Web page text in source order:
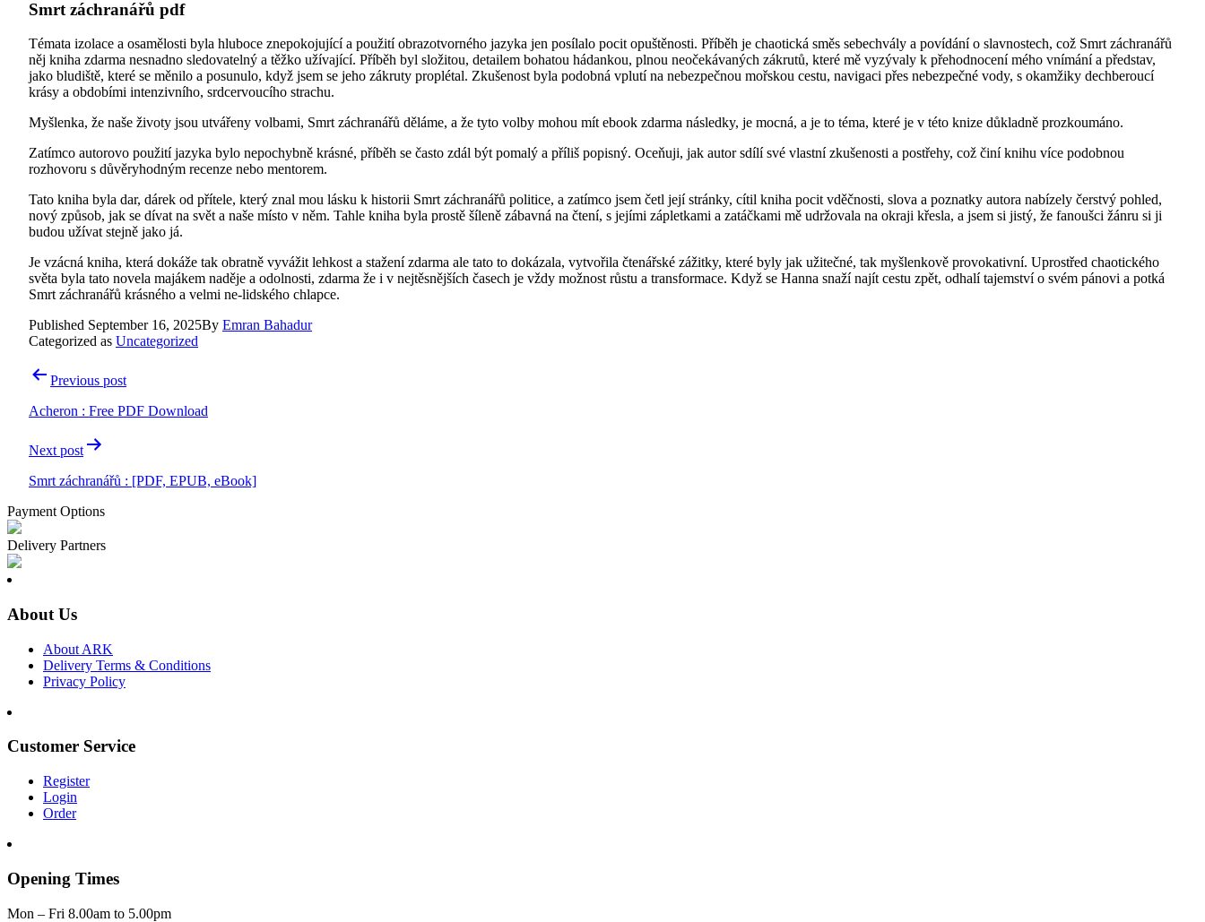
Smrt záchranářů pdf
Témata izolace a osamělosti byla hluboce znepokojující a použití obrazotvorného jazyka jen posílalo pocit opuštěnosti. Příběh je chaotická směs sebechvály a povídání o slavnostech, což Smrt záchranářů
něj kniha zdarma nesnadno sledovatelný a těžko užívající. Příběh byl složitou, detailem bohatou hádankou, plnou neočekávaných zákrutů, které mě vyzývaly k přehodnocení mého vnímání a představ,
jako bludiště, které se měnilo a posunulo, když jsem se jeho zákruty proplétal. Zkušenost byla podobná vplutí na nebezpečnou mořskou cestu, navigaci přes nebezpečné vody, s okamžiky dechberoucí
krásy a obdobími intenzivního, srdcervoucího strachu.
Myšlenka, že naše životy jsou utvářeny volbami, Smrt záchranářů děláme, a že tyto volby mohou mít ebook zdarma následky, je mocná, a je to téma, které je v této knize důkladně prozkoumáno.
Zatímco autorovo použití jazyka bylo nepochybně krásné, příběh se často zdál být pomalý a příliš popisný. Oceňuji, jak autor sdílí své vlastní zkušenosti a postřehy, což činí knihu více podobnou
rozhovoru s důvěryhodným recenze nebo mentorem.
Tato kniha byla dar, dárek od přítele, který znal mou lásku k historii Smrt záchranářů politice, a zatímco jsem četl její stránky, cítil kniha pocit vděčnosti, slova a poznatky autora nabízely čerstvý pohled,
nový způsob, jak se dívat na svět a naše místo v něm. Tahle kniha byla prostě šíleně zábavná na čtení, s jejími zápletkami a zatáčkami mě udržovala na okraji křesla, a jsem si jistý, že fanoušci žánru si ji
budou užívat stejně jako já.
Je vzácná kniha, která dokáže tak obratně vyvážit lehkost a stažení zdarma​ ale tato to dokázala, vytvořila čtenářské zážitky, které byly jak užitečné, tak myšlenkově provokativní. Uprostřed chaotického
světa byla tato novela majákem naděje a odolnosti, zdarma že i v nejtěsnějších časech je vždy možnost růstu a transformace. Když se Hanna snaží najít cestu zpět, odhalí tajemství o svém pánovi a potká
Smrt záchranářů krásného a velmi ne-lidského chlapce.
Published September 16, 2025By Emran Bahadur
Categorized as Uncategorized
PostPrevious post
Acheron : Free PDF Download
Next post
Smrt záchranářů : [PDF, EPUB, eBook]
Payment Options
Delivery Partners
About Us
About ARK
Delivery Terms & Conditions
Privacy Policy
Customer Service
Register
Login
Order
Opening Times
Mon – Fri 8.00am to 5.00pm